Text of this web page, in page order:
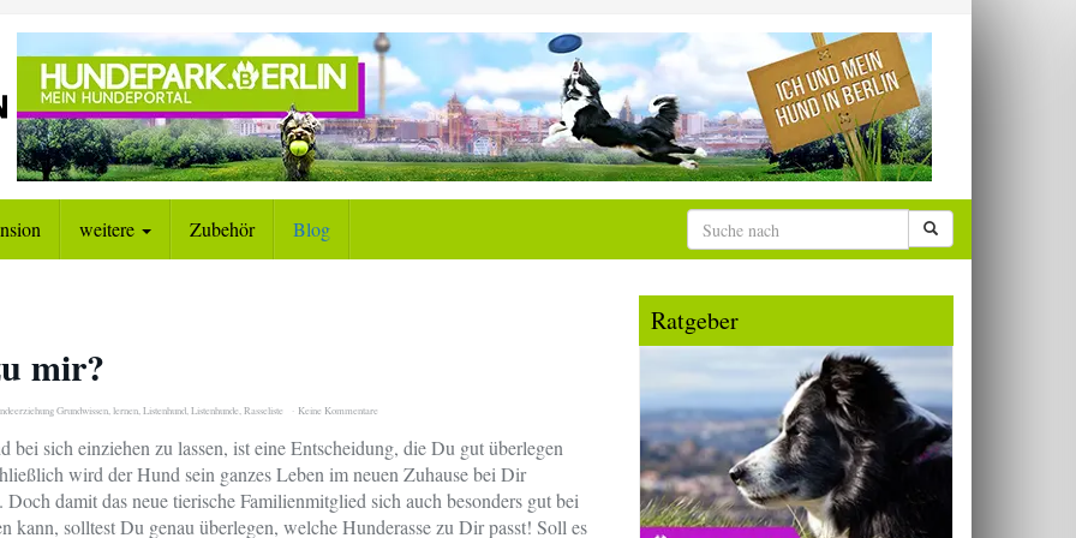
weitere Zubehör Blog
mir?
Grundwissen lernen Listenhund Listenhunde Rasseliste Keine Kommentare
bei sich einziehen zu lassen, ist eine Entscheidung, die Du gut überlegen
wird der Hund sein ganzes Leben im neuen Zuhause bei Dir
Doch damit das neue tierische Familienmitglied sich auch besonders gut bei
kann, solltest Du genau überlegen, welche Hunderasse zu Dir passt! Soll es
Ratgeber